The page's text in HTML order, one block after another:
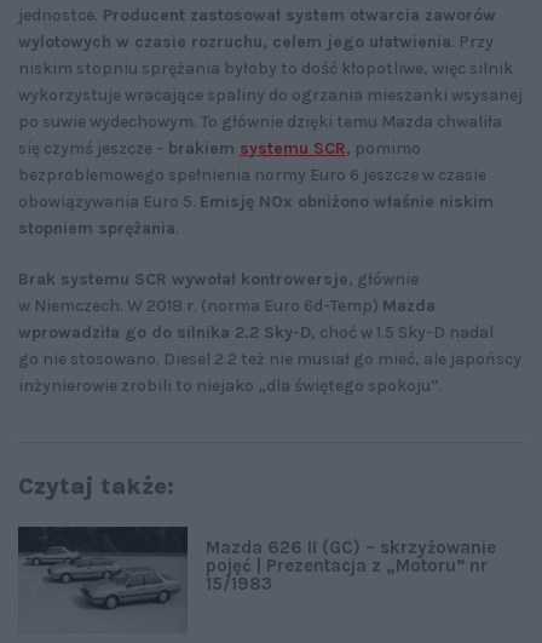
jednostce. Producent zastosował system otwarcia zaworów
wylotowych w czasie rozruchu, celem jego ułatwienia. Przy
niskim stopniu sprężania byłoby to dość kłopotliwe, więc silnik
wykorzystuje wracające spaliny do ogrzania mieszanki wsysanej
po suwie wydechowym. To głównie dzięki temu Mazda chwaliła
się czymś jeszcze – brakiem systemu SCR, pomimo
bezproblemowego spełnienia normy Euro 6 jeszcze w czasie
obowiązywania Euro 5. Emisję NOx obniżono właśnie niskim
stopniem sprężania.
Brak systemu SCR wywołał kontrowersje, głównie
w Niemczech. W 2018 r. (norma Euro 6d-Temp) Mazda
wprowadziła go do silnika 2.2 Sky-D, choć w 1.5 Sky-D nadal
go nie stosowano. Diesel 2.2 też nie musiał go mieć, ale japońscy
inżynierowie zrobili to niejako „dla świętego spokoju”.
Czytaj także:
Mazda 626 II (GC) – skrzyżowanie
pojęć | Prezentacja z „Motoru” nr
15/1983